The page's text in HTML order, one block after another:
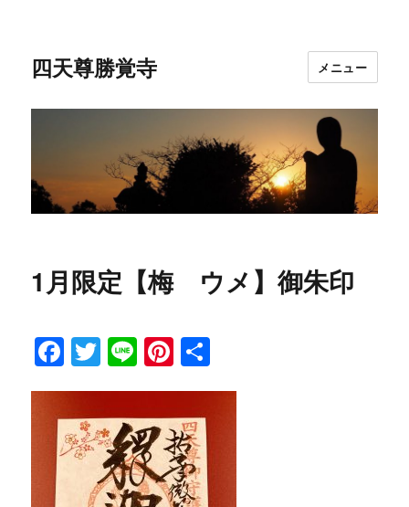
四天尊勝覚寺 メニュー
1月限定【梅 ウメ】御朱印
F
c
e
b
T
it
te
r
Li
e
Pi
te
re
st